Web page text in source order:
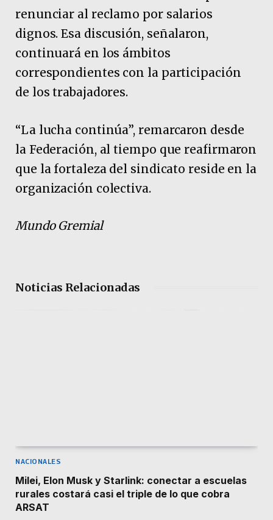
renunciar al reclamo por salarios
dignos. Esa discusión, señalaron,
continuará en los ámbitos
correspondientes con la participación
de los trabajadores.
“La lucha continúa”, remarcaron desde
la Federación, al tiempo que reafirmaron
que la fortaleza del sindicato reside en la
organización colectiva.
Mundo Gremial
Noticias Relacionadas
NACIONALES
Milei, Elon Musk y Starlink: conectar a escuelas
rurales costará casi el triple de lo que cobra
ARSAT